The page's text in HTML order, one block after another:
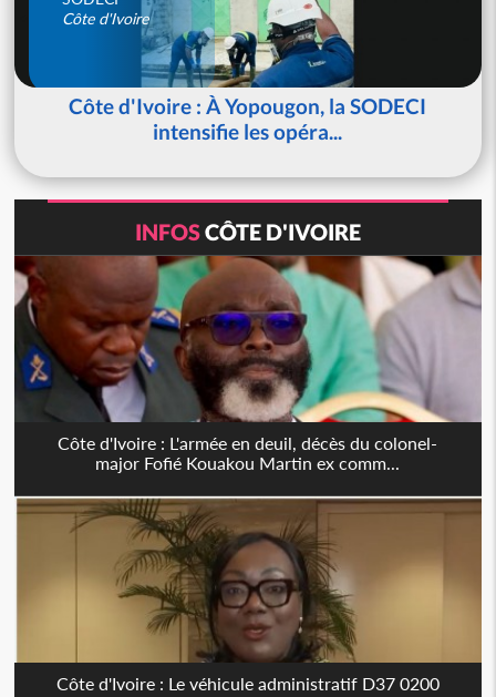
Côte d'Ivoire
Côte d'Ivoire : À Yopougon, la SODECI
intensifie les opéra...
INFOSCÔTE D'IVOIRE
Côte d'Ivoire : L'armée en deuil, décès du colonel-
major Fofié Kouakou Martin ex comm...
Côte d'Ivoire : Le véhicule administratif D37 0200